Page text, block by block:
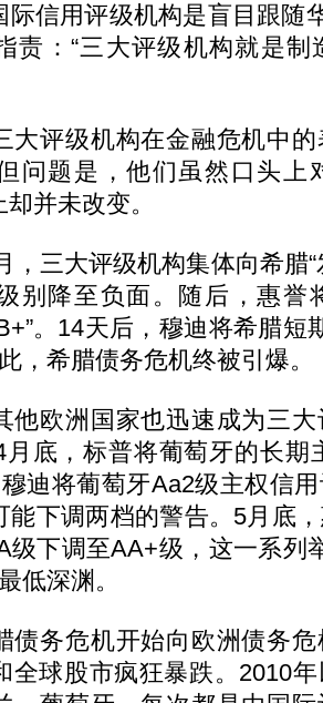
信用评级机构是盲目跟随
责：“三大评级机构就是
评级机构在金融危机中的
问题是，他们虽然口头上
并未改变。
三大评级机构集体向希腊“
别降至负面。随后，惠誉
。14天后，穆迪将希腊
，希腊债务危机终被引爆。
欧洲国家也迅速成为三大
月底，标普将葡萄牙的长期
迪将葡萄牙Aa2级主权信
能下调两档的警告。5月底
级下调至AA+级，这一系列
低深渊。
务危机开始向欧洲债务危
全球股市疯狂暴跌。2010